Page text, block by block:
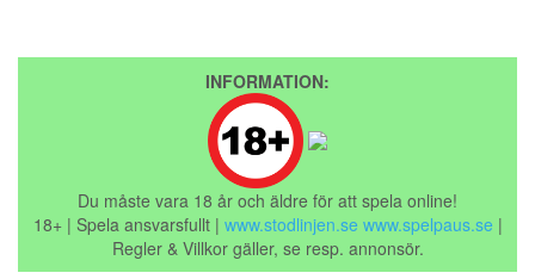
INFORMATION:
Du måste vara 18 år och äldre för att spela online!
18+ | Spela ansvarsfullt | www.stodlinjen.se www.spelpaus.se |
Regler & Villkor gäller, se resp. annonsör.